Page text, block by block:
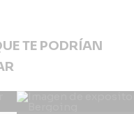
TE PODRÍAN